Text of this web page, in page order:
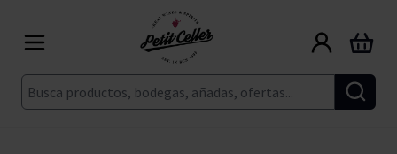
Buscar
Carrito